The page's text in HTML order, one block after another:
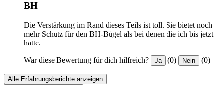
BH
Die Verstärkung im Rand dieses Teils ist toll. Sie bietet noch
mehr Schutz für den BH-Bügel als bei denen die ich bis jetzt
hatte.
War diese Bewertung für dich hilfreich? Ja (0) Nein (0)
Alle Erfahrungsberichte anzeigen